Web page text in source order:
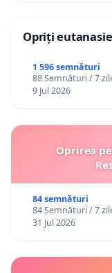
Opriți
1 596 semnături
88 Semnături / 7
9 Jul 2026
Oprirea
84 semnături
84 Semnături / 7
31 Jul 2026